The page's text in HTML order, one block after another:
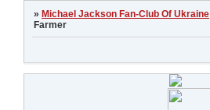
»Michael Jackson Fan-Club Of Ukraine
Farmer